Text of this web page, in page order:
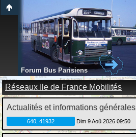
Forum Bus Parisiens
Réseaux Ile de France Mobilités
Actualités et informations générales
640, 41932 Dim 9 Aoû 2026 09:50